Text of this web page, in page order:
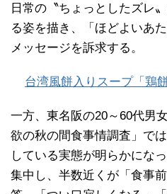
日常の〝ちょっとしたズレ
る姿を描き、「ほどよいあ
メッセージを訴求する。
台湾風餅入りスープ「鶏
一方、東名阪の20～60代男
欲の秋の間食事情調査」で
している実態が明らかにな
集中し、半数近くが「食事